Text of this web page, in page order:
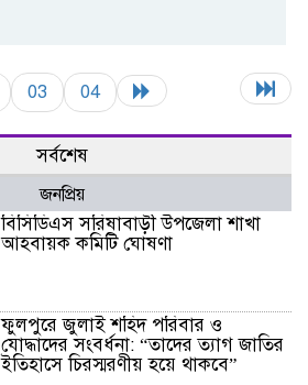
03 04
সর্বশেষ
জনপ্রিয়
বিসিডিএস সরিষাবাড়ী উপজেলা শাখা
আহবায়ক কমিটি ঘোষণা
ফুলপুরে জুলাই শহিদ পরিবার ও
যোদ্ধাদের সংবর্ধনা: “তাদের ত্যাগ জাতির
ইতিহাসে চিরস্মরণীয় হয়ে থাকবে”